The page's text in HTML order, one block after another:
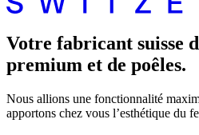
Votre fabricant suisse
premium et de poêles.
Nous allions une fonctionnalité
apportons chez vous l’esthétique du